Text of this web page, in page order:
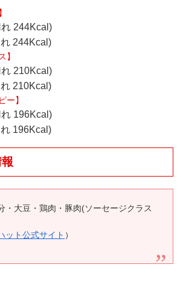
244Kcal)
244Kcal)
】
210Kcal)
210Kcal)
ー】
196Kcal)
196Kcal)
・大豆・鶏肉・豚肉(ソーセージクラス
ット公式サイト ）